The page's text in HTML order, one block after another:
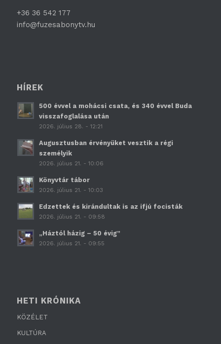
+36 36 542 177
info@fuzesabonytv.hu
HÍREK
500 évvel a mohácsi csata, és 340 évvel Buda
visszafoglalása után
2026. július 28. - 12:21
Augusztusban érvényüket vesztik a régi
személyik
2026. július 21. - 10:06
Könyvtár tábor
2026. július 21. - 10:03
Edzettek és kirándultak is az ifjú focisták
2026. július 21. - 09:58
„Háztól házig – 50 évig”
2026. július 21. - 09:55
HETI KRÓNIKA
KÖZÉLET
KULTÚRA